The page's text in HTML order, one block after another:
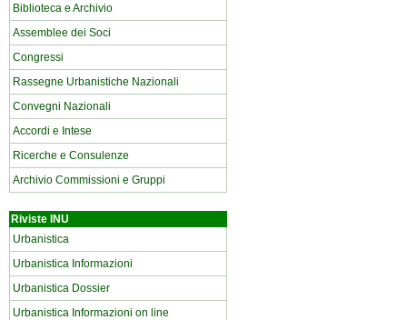
Biblioteca e Archivio
Assemblee dei Soci
Congressi
Rassegne Urbanistiche Nazionali
Convegni Nazionali
Accordi e Intese
Ricerche e Consulenze
Archivio Commissioni e Gruppi
Riviste INU
Urbanistica
Urbanistica Informazioni
Urbanistica Dossier
Urbanistica Informazioni on line